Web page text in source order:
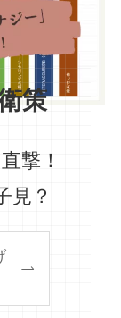
策
撃！
見？